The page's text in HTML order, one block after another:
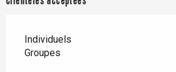
Individuels
Groupes